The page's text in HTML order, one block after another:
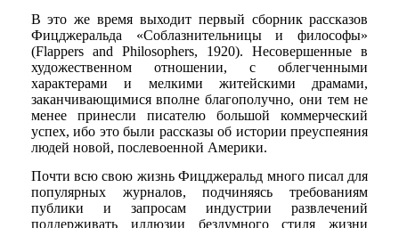
В это же время выходит первый сборник рассказов
Фицджеральда «Соблазнительницы и философы»
(Flappers and Philosophers, 1920). Несовершенные в
художественном отношении, с облегченными
характерами и мелкими житейскими драмами,
заканчивающимися вполне благополучно, они тем не
менее принесли писателю большой коммерческий
успех, ибо это были рассказы об истории преуспеяния
людей новой, послевоенной Америки.
Почти всю свою жизнь Фицджеральд много писал для
популярных журналов, подчиняясь требованиям
публики и запросам индустрии развлечений
поддерживать иллюзии бездумного стиля жизни